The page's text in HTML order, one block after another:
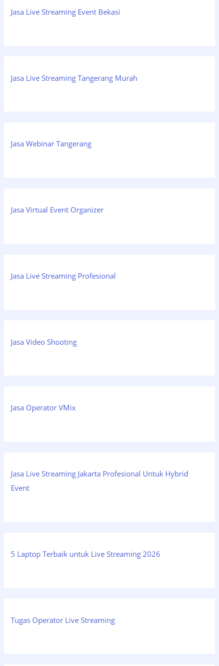
Jasa Live Streaming Event Bekasi
Jasa Live Streaming Tangerang Murah
Jasa Webinar Tangerang
Jasa Virtual Event Organizer
Jasa Live Streaming Profesional
Jasa Video Shooting
Jasa Operator VMix
Jasa Live Streaming Jakarta Profesional Untuk Hybrid
Event
5 Laptop Terbaik untuk Live Streaming 2026
Tugas Operator Live Streaming